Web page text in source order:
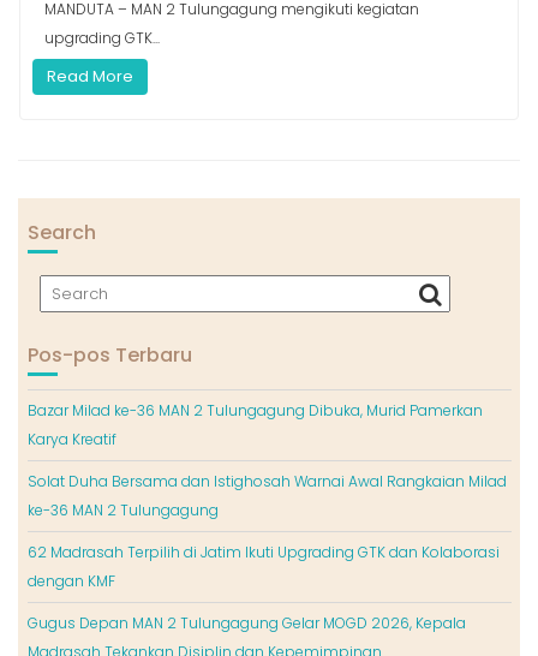
MANDUTA – MAN 2 Tulungagung mengikuti kegiatan
upgrading GTK...
Read More
Search
Pos-pos Terbaru
Bazar Milad ke-36 MAN 2 Tulungagung Dibuka, Murid Pamerkan
Karya Kreatif
Solat Duha Bersama dan Istighosah Warnai Awal Rangkaian Milad
ke-36 MAN 2 Tulungagung
62 Madrasah Terpilih di Jatim Ikuti Upgrading GTK dan Kolaborasi
dengan KMF
Gugus Depan MAN 2 Tulungagung Gelar MOGD 2026, Kepala